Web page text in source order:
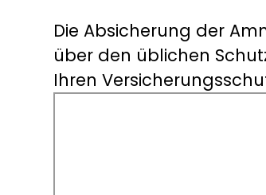
Die Absicherung der
über den üblichen
Ihren